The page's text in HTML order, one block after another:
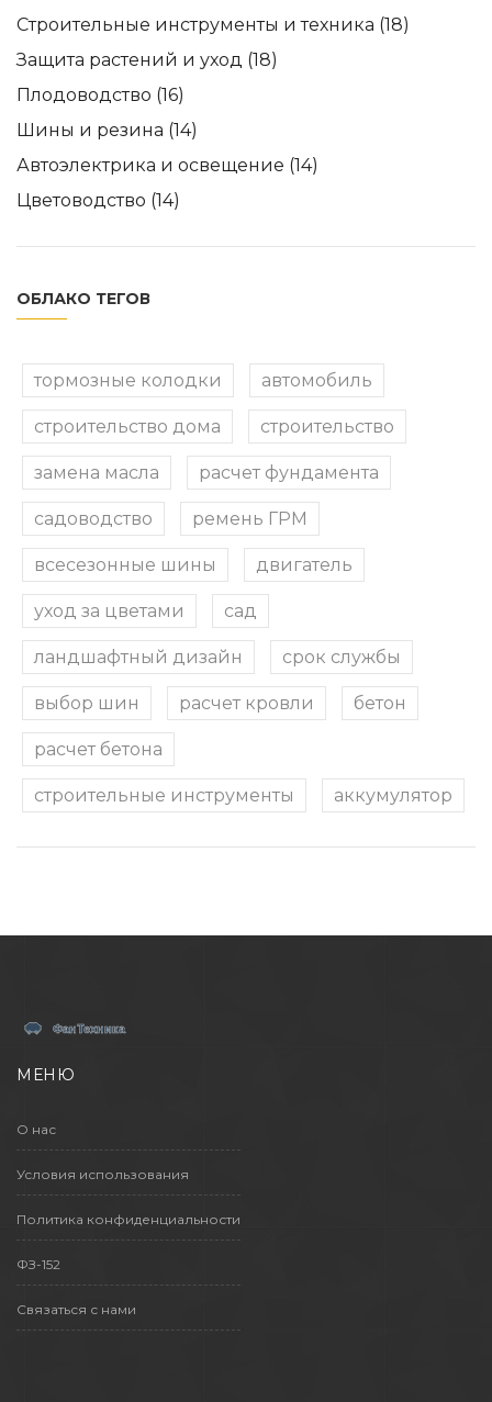
Строительные инструменты и техника (18)
Защита растений и уход (18)
Плодоводство (16)
Шины и резина (14)
Автоэлектрика и освещение (14)
Цветоводство (14)
ОБЛАКО ТЕГОВ
тормозные колодки автомобиль
строительство дома строительство
замена масла расчет фундамента
садоводство ремень ГРМ
всесезонные шины двигатель
уход за цветами сад
ландшафтный дизайн срок службы
выбор шин расчет кровли бетон
расчет бетона
строительные инструменты аккумулятор
МЕНЮ
О нас
Условия использования
Политика конфиденциальности
ФЗ-152
Связаться с нами